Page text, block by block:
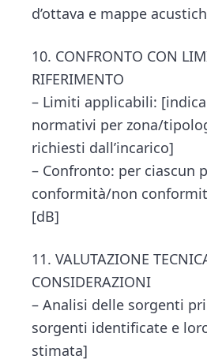
d’ottava e mappe
10. CONFRONTO CON
RIFERIMENTO
– Limiti applicabili:
normativi per zona/
richiesti dall’incarico]
– Confronto: per ciascun
conformità/non
[dB]
11. VALUTAZIONE
CONSIDERAZIONI
– Analisi delle sorgenti
sorgenti identificate e
stimata]